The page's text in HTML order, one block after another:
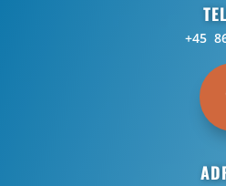
+45